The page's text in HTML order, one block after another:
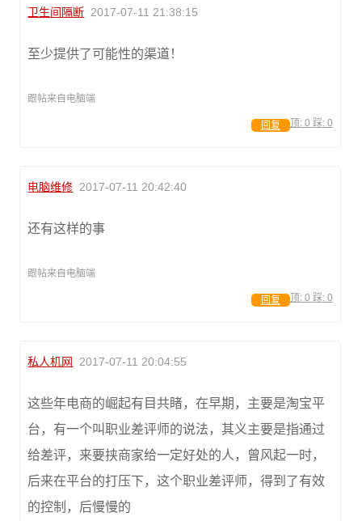
卫生间隔断 2017-07-11 21:38:15
至少提供了可能性的渠道！
跟帖来自电脑端
顶: 0 踩: 0
回复
电脑维修 2017-07-11 20:42:40
还有这样的事
跟帖来自电脑端
顶: 0 踩: 0
回复
私人机网 2017-07-11 20:04:55
这些年电商的崛起有目共睹，在早期，主要是淘宝平
台，有一个叫职业差评师的说法，其义主要是指通过
给差评，来要挟商家给一定好处的人，曾风起一时，
后来在平台的打压下，这个职业差评师，得到了有效
的控制，后慢慢的